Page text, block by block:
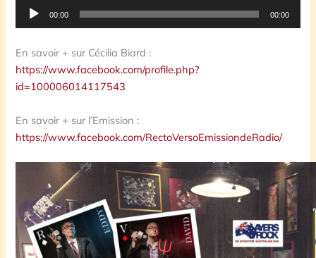
Lecteur
00:00 00:00
En savoir + sur Cécilia Biard :
https://www.facebook.com/profile.php?
id=100006014117543
En savoir + sur l’Emission :
https://www.facebook.com/RectoVersoEmissiondeRadio/